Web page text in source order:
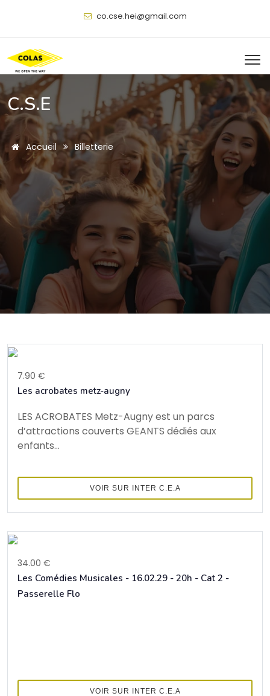
@
C.S.E
Accueil Billetterie
7.90 €
Les acrobates metz-augny
LES ACROBATES Metz-Augny est un parcs
d’attractions couverts GEANTS dédiés aux
enfants...
VOIR SUR INTER C.E.A
34.00 €
Les Comédies Musicales - 16.02.29 - 20h - Cat 2 -
Passerelle Flo
VOIR SUR INTER C.E.A